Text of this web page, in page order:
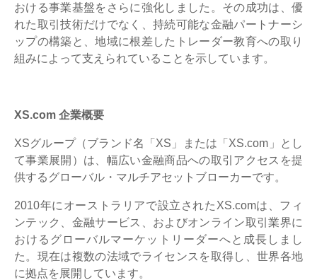
おける事業基盤をさらに強化しました。その成功は、優
れた取引技術だけでなく、持続可能な金融パートナーシ
ップの構築と、地域に根差したトレーダー教育への取り
組みによって支えられていることを示しています。
XS.com 企業概要
XSグループ（ブランド名「XS」または「XS.com」とし
て事業展開）は、幅広い金融商品への取引アクセスを提
供するグローバル・マルチアセットブローカーです。
2010年にオーストラリアで設立されたXS.comは、フィ
ンテック、金融サービス、およびオンライン取引業界に
おけるグローバルマーケットリーダーへと成長しまし
た。現在は複数の法域でライセンスを取得し、世界各地
に拠点を展開しています。